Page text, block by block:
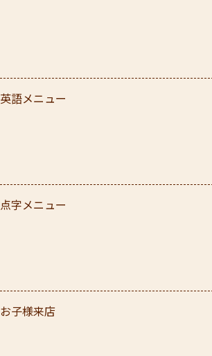
英語メニュー
点字メニュー
お子様来店